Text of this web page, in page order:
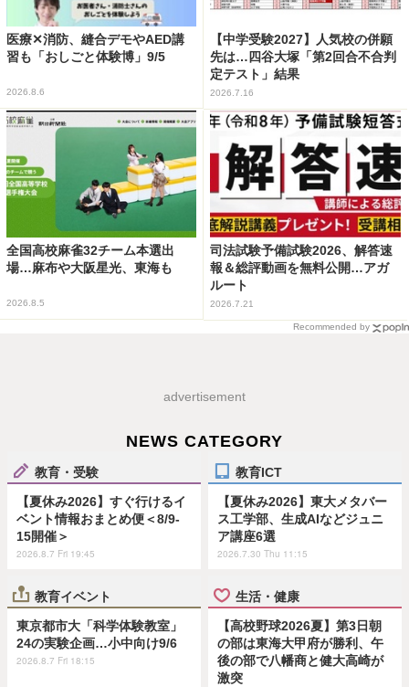
医療✕消防、縫合デモやAED講
習も「おしごと体験博」9/5
2026.8.6
【中学受験2027】人気校の併願
先は…四谷大塚「第2回合不合判
定テスト」結果
2026.7.16
全国高校麻雀32チーム本選出
場…麻布や大阪星光、東海も
2026.8.5
司法試験予備試験2026、解答速
報＆総評動画を無料公開…アガ
ルート
2026.7.21
Recommended by
advertisement
NEWS CATEGORY
教育・受験
【夏休み2026】すぐ行けるイ
ベント情報おまとめ便＜8/9-
15開催＞
2026.8.7 Fri 19:45
教育ICT
【夏休み2026】東大メタバー
ス工学部、生成AIなどジュニ
ア講座6選
2026.7.30 Thu 11:15
教育イベント
東京都市大「科学体験教室」
24の実験企画…小中向け9/6
2026.8.7 Fri 18:15
生活・健康
【高校野球2026夏】第3日朝
の部は東海大甲府が勝利、午
後の部で八幡商と健大高崎が
激突